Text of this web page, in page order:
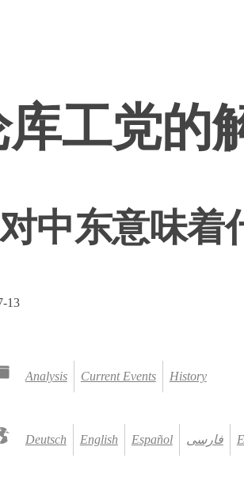
工党的
中东意味着
13
Analysis Current Events History
Deutsch English Español فارسی